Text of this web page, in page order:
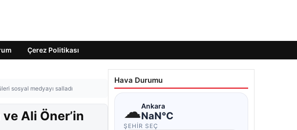
Çerez Politikası
sosyal medyayı salladı
Ali Öner’in
Hava Durumu
☁Ankara
NaN°C
ŞEHIR SEÇ